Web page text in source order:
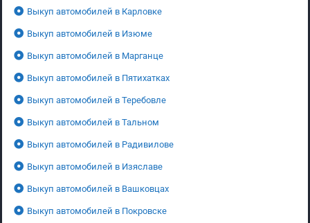
Выкуп автомобилей в Карловке
Выкуп автомобилей в Изюме
Выкуп автомобилей в Марганце
Выкуп автомобилей в Пятихатках
Выкуп автомобилей в Теребовле
Выкуп автомобилей в Тальном
Выкуп автомобилей в Радивилове
Выкуп автомобилей в Изяславе
Выкуп автомобилей в Вашковцах
Выкуп автомобилей в Покровске